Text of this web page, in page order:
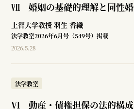
Ⅶ 婚姻の基礎的理解と同性婚
上智大学教授 羽生 香織
法学教室2026年6月号（549号）掲載
2026.5.28
法学教室
Ⅵ 動産・債権担保の法的構成